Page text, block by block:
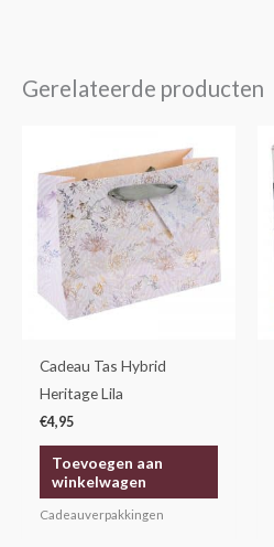
Gerelateerde producten
Cadeau Tas Hybrid
Heritage Lila
€4,95
Toevoegen aan
winkelwagen
Cadeauverpakkingen